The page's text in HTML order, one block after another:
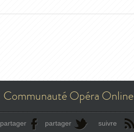
Communauté Opéra Online
partager partager suivre